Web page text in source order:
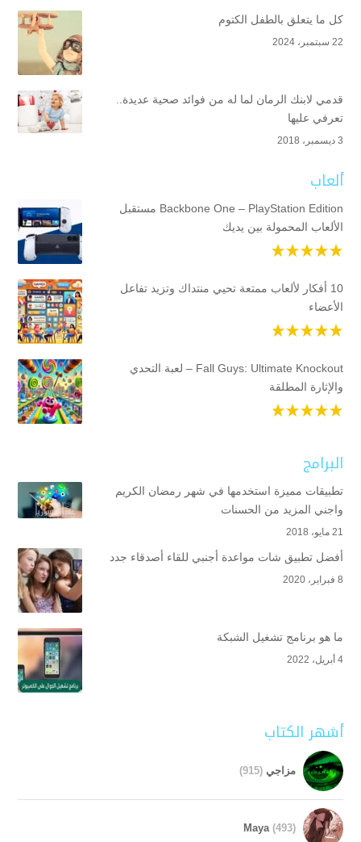
كل ما يتعلق بالطفل الكتوم
22 سبتمبر، 2024
قدمي لابنك الرمان لما له من فوائد صحية عديدة..
تعرفي عليها
3 ديسمبر، 2018
ألعاب
Backbone One – PlayStation Edition مستقبل
الألعاب المحمولة بين يديك
10 أفكار لألعاب ممتعة تحيي منتداك وتزيد تفاعل
الأعضاء
Fall Guys: Ultimate Knockout – لعبة التحدي
والإثارة المطلقة
البرامج
تطبيقات مميزة استخدمها في شهر رمضان الكريم
واجني المزيد من الحسنات
21 مايو، 2018
أفضل تطبيق شات مواعدة أجنبي للقاء أصدقاء جدد
8 فبراير، 2020
ما هو برنامج تشغيل الشبكة
4 أبريل، 2022
أشهر الكتاب
مزاجي (915)
Maya (493)